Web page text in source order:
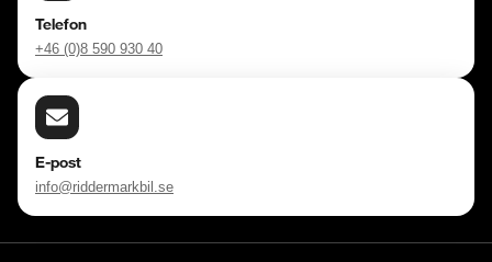
Telefon
+46 (0)8 590 930 40
E-post
info@riddermarkbil.se